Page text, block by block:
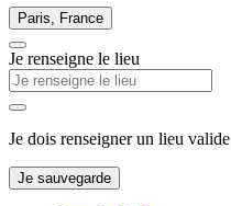
Paris, France
Je renseigne le lieu
Je dois renseigner un lieu valide
Je sauvegarde